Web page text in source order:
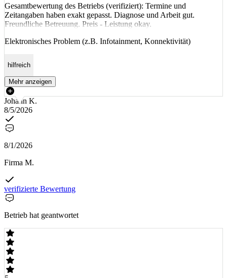
Gesamtbewertung des Betriebs (verifiziert): Termine und
Zeitangaben haben exakt gepasst. Diagnose und Arbeit gut.
Freundliche Betreuung. Preis - Leistung okay.
Elektronisches Problem (z.B. Infotainment, Konnektivität)
hilfreich
Mehr anzeigen
Johann K.
8/5/2026
8/1/2026
Firma M.
verifizierte Bewertung
Betrieb hat geantwortet